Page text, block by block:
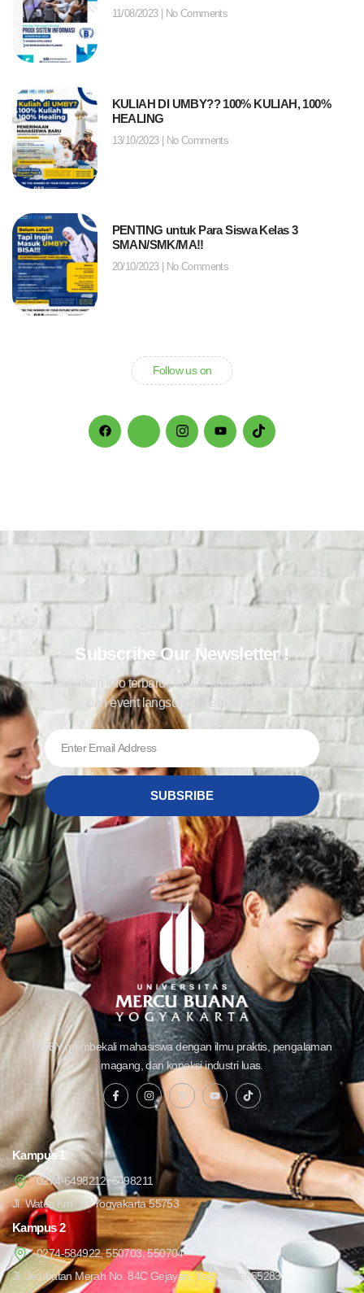
11/08/2023 No Comments
KULIAH DI UMBY?? 100% KULIAH, 100%
HEALING
13/10/2023 No Comments
PENTING untuk Para Siswa Kelas 3
SMAN/SMK/MA!!
20/10/2023 No Comments
Follow us on
Subscribe Our Newsletter !
Dapatkan info terbaru seputar kampus, beasiswa,
dan event langsung ke email kamu !
SUBSRIBE
UMBY membekali mahasiswa dengan ilmu praktis, pengalaman
magang, dan koneksi industri luas.
Kampus 1
0274-6498212, 6498211
Jl. Wates Km. 10 Yogyakarta 55753
Kampus 2
0274-584922, 550703, 550704
Jl. Jembatan Merah No. 84C Gejayan, Yogyakarta 55283